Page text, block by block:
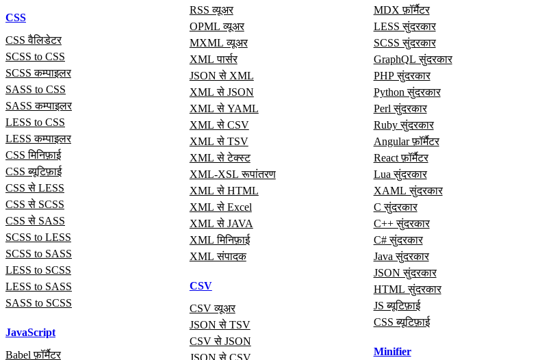
CSS
CSS वैलिडेटर
SCSS to CSS
SCSS कम्पाइलर
SASS to CSS
SASS कम्पाइलर
LESS to CSS
LESS कम्पाइलर
CSS मिनिफ़ाई
CSS ब्यूटिफ़ाई
CSS से LESS
CSS से SCSS
CSS से SASS
SCSS to LESS
SCSS to SASS
LESS to SCSS
LESS to SASS
SASS to SCSS
JavaScript
Babel फ़ॉर्मैटर
RSS व्यूअर
OPML व्यूअर
MXML व्यूअर
XML पार्सर
JSON से XML
XML से JSON
XML से YAML
XML से CSV
XML से TSV
XML से टेक्स्ट
XML-XSL रूपांतरण
XML से HTML
XML से Excel
XML से JAVA
XML मिनिफ़ाई
XML संपादक
CSV
CSV व्यूअर
JSON से TSV
CSV से JSON
JSON से CSV
MDX फ़ॉर्मैटर
LESS सुंदरकार
SCSS सुंदरकार
GraphQL सुंदरकार
PHP सुंदरकार
Python सुंदरकार
Perl सुंदरकार
Ruby सुंदरकार
Angular फ़ॉर्मैटर
React फ़ॉर्मैटर
Lua सुंदरकार
XAML सुंदरकार
C सुंदरकार
C++ सुंदरकार
C# सुंदरकार
Java सुंदरकार
JSON सुंदरकार
HTML सुंदरकार
JS ब्यूटिफ़ाई
CSS ब्यूटिफ़ाई
Minifier